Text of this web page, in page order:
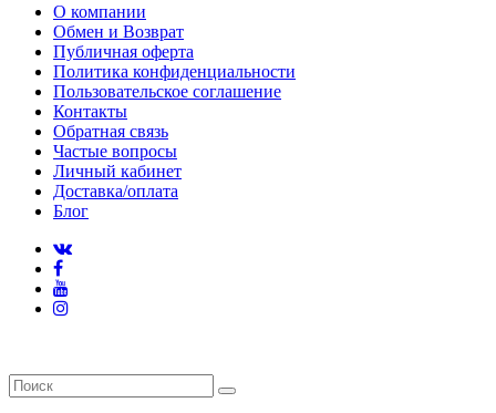
О компании
Обмен и Возврат
Публичная оферта
Политика конфиденциальности
Пользовательское соглашение
Контакты
Обратная связь
Частые вопросы
Личный кабинет
Доставка/оплата
Блог